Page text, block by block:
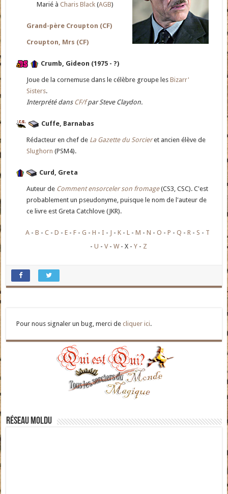
Marié àCharis Black (AGB)
Grand-père Croupton (CF)
Croupton, Mrs (CF)
Crumb, Gideon (1975 - ?)
Joue de la cornemuse dans le célèbre groupe lesBizarr'
Sisters.
Interprété dans CF/fpar Steve Claydon.
Cuffe, Barnabas
Rédacteur en chef de La Gazette du Sorcieret ancien élève de
Slughorn (PSM4).
Curd, Greta
Auteur de Comment ensorceler son fromage(CS3, CSC). C'est
probablement un pseudonyme, puisque le nom de l'auteur de
ce livre est Greta Catchlove (JKR).
A B C D E F G H I J K L M N O P Q R S
T
U
V W X Y Z
Pour nous signaler un bug, merci decliquer ici.
Réseau moldu